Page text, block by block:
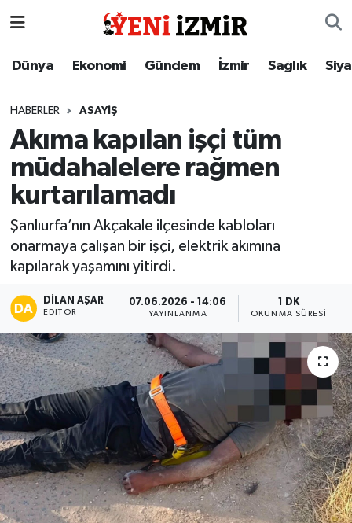
Dünya Ekonomi Gündem İzmir Sağlık
HABERLER ASAYIŞ
Akıma kapılan işçi tüm
müdahalelere rağmen
kurtarılamadı
Şanlıurfa’nın Akçakale ilçesinde kabloları
onarmaya çalışan bir işçi, elektrik akımına
kapılarak yaşamını yitirdi.
DILAN AŞAR
EDITÖR
07.06.2026 - 14:06
YAYINLANMA
1 DK
OKUNMA SÜRESI
Dünya
Gündem
İzmir
Sağlık
Siyaset
Magazin
Resmi İlanlar
Spor
Teknoloji
Tatil ve Seyahat
Çevre
İzmir Nöbetçi Eczaneler
İzmir Namaz Vakitleri
İzmir Trafik Yoğunluk Haritası
Süper Lig Puan Durumu ve Fikstür
Tüm Manşetler
Son Dakika Haberleri
Haber Arşivi